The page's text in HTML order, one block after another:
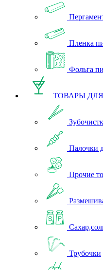
Пленка
Фольга
ТОВАРЫ ДЛЯ
Палочки
Прочие
Трубочки